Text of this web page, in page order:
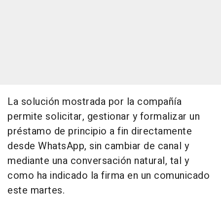
La solución mostrada por la compañía
permite solicitar, gestionar y formalizar un
préstamo de principio a fin directamente
desde WhatsApp, sin cambiar de canal y
mediante una conversación natural, tal y
como ha indicado la firma en un comunicado
este martes.